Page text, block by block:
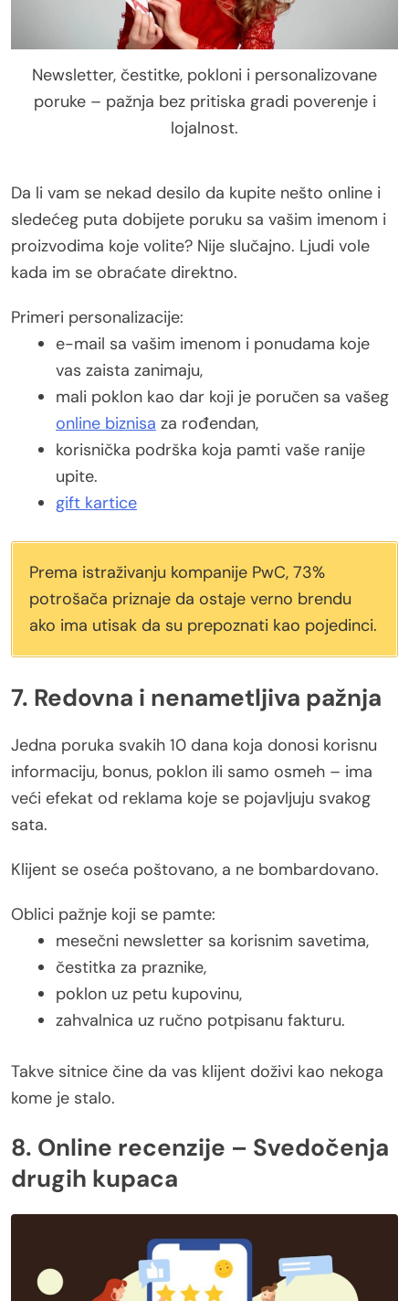
Newsletter, čestitke, pokloni i personalizovane
poruke – pažnja bez pritiska gradi poverenje i
lojalnost.
Da li vam se nekad desilo da kupite nešto online i
sledećeg puta dobijete poruku sa vašim imenom i
proizvodima koje volite? Nije slučajno. Ljudi vole
kada im se obraćate direktno.
Primeri personalizacije:
e-mail sa vašim imenom i ponudama koje
vas zaista zanimaju,
mali poklon kao dar koji je poručen sa vašeg
online biznisa za rođendan,
korisnička podrška koja pamti vaše ranije
upite.
gift kartice
Prema istraživanju kompanije PwC, 73%
potrošača priznaje da ostaje verno brendu
ako ima utisak da su prepoznati kao pojedinci.
7. Redovna i nenametljiva pažnja
Jedna poruka svakih 10 dana koja donosi korisnu
informaciju, bonus, poklon ili samo osmeh – ima
veći efekat od reklama koje se pojavljuju svakog
sata.
Klijent se oseća poštovano, a ne bombardovano.
Oblici pažnje koji se pamte:
mesečni newsletter sa korisnim savetima,
čestitka za praznike,
poklon uz petu kupovinu,
zahvalnica uz ručno potpisanu fakturu.
Takve sitnice čine da vas klijent doživi kao nekoga
kome je stalo.
8. Online recenzije – Svedočenja
drugih kupaca